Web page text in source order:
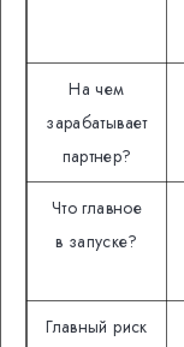
На чем
зарабатывает
партнер?
Что главное
в запуске?
Главный риск